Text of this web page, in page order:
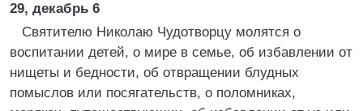
29, декабрь 6
Святителю Николаю Чудотворцу молятся о
воспитании детей, о мире в семье, об избавлении от
нищеты и бедности, об отвращении блудных
помыслов или посягательств, о поломниках,